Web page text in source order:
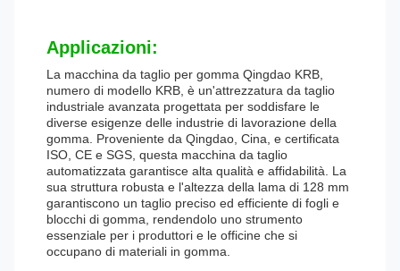
Applicazioni:
La macchina da taglio per gomma Qingdao KRB,
numero di modello KRB, è un'attrezzatura da taglio
industriale avanzata progettata per soddisfare le
diverse esigenze delle industrie di lavorazione della
gomma. Proveniente da Qingdao, Cina, e certificata
ISO, CE e SGS, questa macchina da taglio
automatizzata garantisce alta qualità e affidabilità. La
sua struttura robusta e l'altezza della lama di 128 mm
garantiscono un taglio preciso ed efficiente di fogli e
blocchi di gomma, rendendolo uno strumento
essenziale per i produttori e le officine che si
occupano di materiali in gomma.